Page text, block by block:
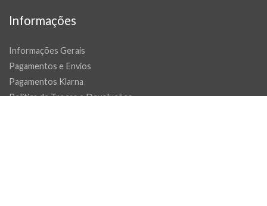
Informações
Informações Gerais
Pagamentos e Envios
Pagamentos Klarna
Politica de Trocas e Devoluções